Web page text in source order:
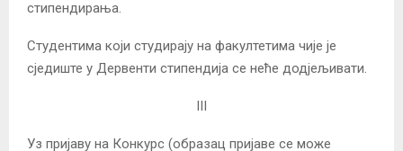
стипендирања.
Студентима који студирају на факултетима чије је
сједиште у Дервенти стипендија се неће додјељивати.
III
Уз пријаву на Конкурс (образац пријаве се може